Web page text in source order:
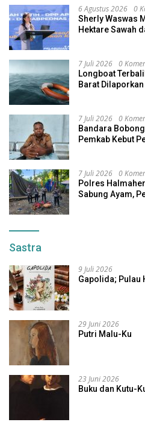
6 Agustus 2026 0
Sherly Waswas
Hektare Sawah
7 Juli 2026 0
Longboat
Barat
7 Juli 2026 0
Bandara
Pemkab Kebut
7 Juli 2026 0
Polres
Sabung Ayam,
Sastra
9 Juli 2026
Gapolida; Pulau
29 Juni 2026
Putri Malu-Ku
23 Juni 2026
Buku dan Kutu-